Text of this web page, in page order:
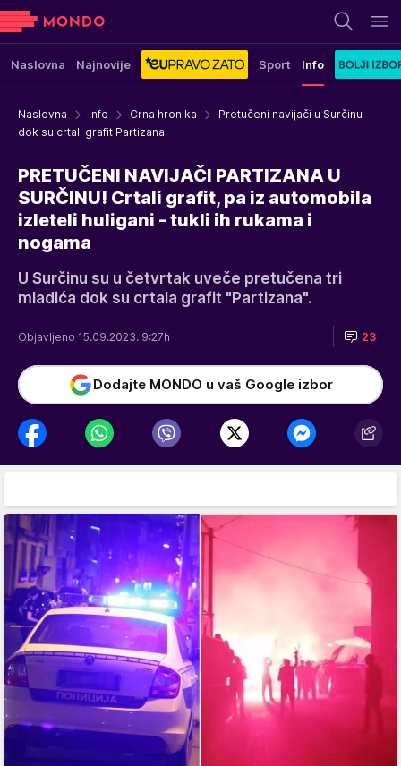
Naslovna Najnovije Sport Info
Naslovna Info Crna hronika
Pretučeni navijači u Surčinu
dok su crtali grafit Partizana
PRETUČENI NAVIJAČI PARTIZANA U
SURČINU! Crtali grafit, pa iz automobila
izleteli huligani - tukli ih rukama i
nogama
U Surčinu su u četvrtak uveče pretučena tri
mladića dok su crtala grafit "Partizana".
Objavljeno 15.09.2023. 9:27h 23
Dodajte MONDO u vaš Google izbor